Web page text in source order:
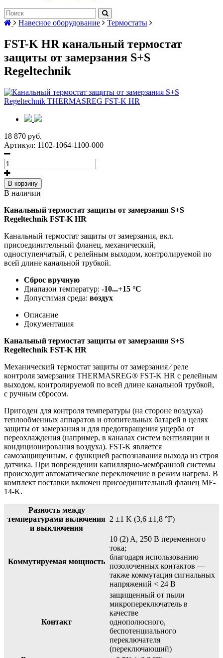
Навесное оборудование Термостаты
FST-K HR канальный термостат
защиты от замерзания S+S
Regeltechnik
18 870 руб.
Артикул: 1102-1064-1100-000
В корзину
В наличии
Канальный термостат защиты от замерзания S+S
Regeltechnik FST-K HR
Канальный термостат защиты от замерзания, вкл.
присоединительный фланец, механический,
одноступенчатый, с релейным выходом, контролируемой по
всей длине канальной трубкой.
Сброс вручную
Диапазон температур: -10...+15 °C
Допустимая среда: во́здух
Описание
Документация
Канальный термостат защиты от замерзания S+S
Regeltechnik FST-K HR
Механический термостат защиты от замерзания ⁄ реле
контроля замерзания THERMASREG® FST-K HR с релейным
выходом, контролируемой по всей длине канальной трубкой,
с ручным сбросом.
Пригоден для контроля температуры (на стороне воздуха)
теплообменных аппаратов и отопительных батарей в целях
защиты от замерзания и для предотвращения ущерба от
переохлаждения (например, в каналах систем вентиляции и
кондиционирования воздуха). FST-K является
самозащищенным, с функцией распознавания выхода из строя
датчика. При повреждении капиллярно-мембранной системы
происходит автоматическое переключение в режим нагрева. В
комплект поставки включен присоединительный фланец MF-
14-K.
Разность между
температурами включения
и выключения
2 ±1 K (3,6 ±1,8 °F)
Коммутируемая мощность
10 (2) A, 250 В переменного
тока;
благодаря использованию
позолоченных контактов —
также коммутация сигнальных
напряжений < 24 В
Контакт
защищенный от пыли
микропереключатель в
качестве
однополюсного,
беспотенциального
переключателя
(переключающий)